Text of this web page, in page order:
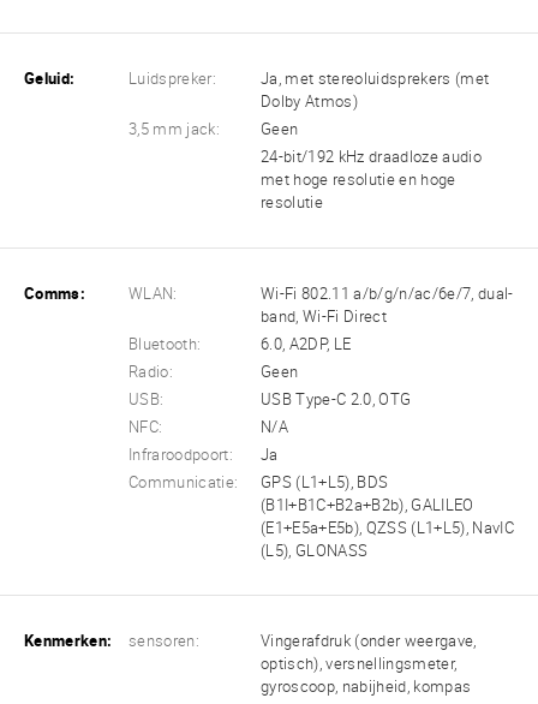
Geluid: Luidspreker:
Ja, met stereoluidsprekers (met
Dolby Atmos)
3,5 mm jack:
Geen
24-bit/192 kHz draadloze audio
met hoge resolutie en hoge
resolutie
Comms: WLAN:
Wi-Fi 802.11 a/b/g/n/ac/6e/7, dual-
band, Wi-Fi Direct
Bluetooth:
6.0, A2DP, LE
Radio:
Geen
USB:
USB Type-C 2.0, OTG
NFC:
N/A
Infraroodpoort:
Ja
Communicatie:
GPS (L1+L5), BDS
(B1I+B1C+B2a+B2b), GALILEO
(E1+E5a+E5b), QZSS (L1+L5), NavIC
(L5), GLONASS
Kenmerken: sensoren:
Vingerafdruk (onder weergave,
optisch), versnellingsmeter,
gyroscoop, nabijheid, kompas